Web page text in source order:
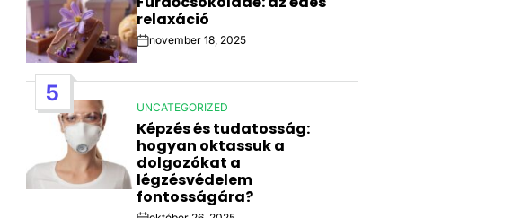
IN
relaxáció
Post
Date
november 18, 2025
5
POSTED
IN
UNCATEGORIZED
Képzés és tudatosság:
hogyan oktassuk a
dolgozókat a
légzésvédelem
fontosságára?